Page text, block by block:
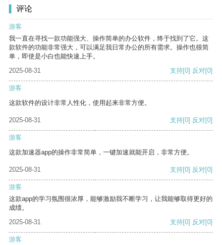
评论
游客
我一直在寻找一款功能强大、操作简单的办公软件，终于找到了它。这
款软件的功能非常强大，可以满足我日常办公的所有需求。操作也很简
单，即使是小白也能快速上手。
2025-08-31
支持[0] 反对[0]
游客
这款软件的设计非常人性化，使用起来非常方便。
2025-08-31 支持[0] 反对[0]
游客
这款加速器app的操作非常简单，一键加速就能开启，非常方便。
2025-08-31 支持[0] 反对[0]
游客
这款app的学习氛围很浓厚，能够激励我不断学习，让我能够取得更好的
成绩。
2025-08-31
支持[0] 反对[0]
游客